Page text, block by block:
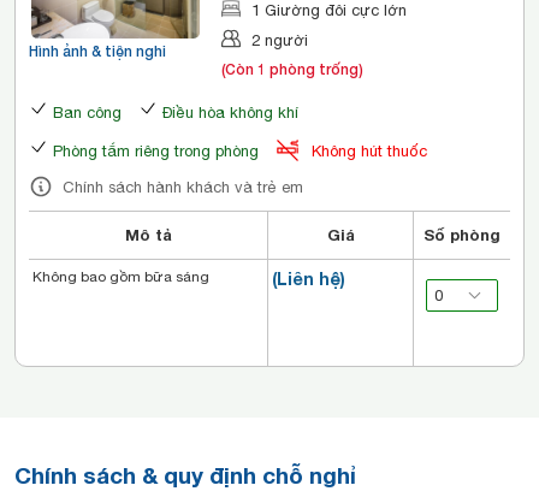
Hình ảnh & tiện nghi
1 Giường đôi cực lớn
2 người
(Còn 1 phòng trống)
Ban công Điều hòa không khí
Phòng tắm riêng trong phòng
Không hút thuốc
Chính sách hành khách và trẻ em
Mô tả Giá Số phòng
(Liên hệ)
Không bao gồm bữa sáng
Chính sách & quy định chỗ nghỉ